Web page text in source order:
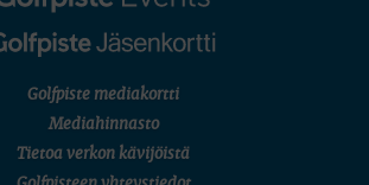
Golfpiste mediakortti
Mediahinnasto
Tietoa verkon kävijöistä